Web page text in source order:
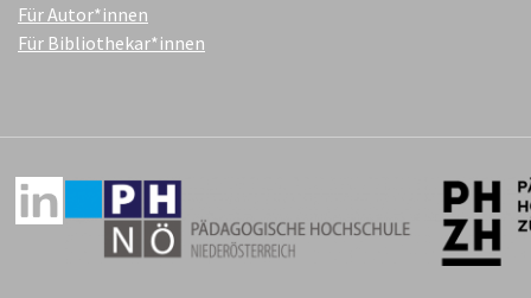
Für Autor*innen
Für Bibliothekar*innen